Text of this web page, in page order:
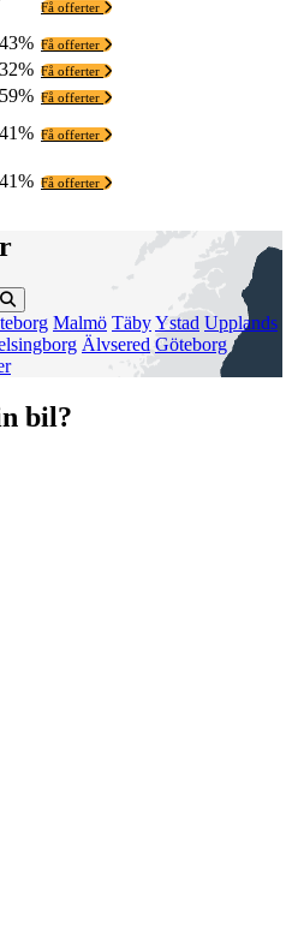
Få offerter
Få offerter
Få offerter
Få offerter
Få offerter
Få offerter
Malmö TäbyYstad Upplands
Älvsered Göteborg
bil?